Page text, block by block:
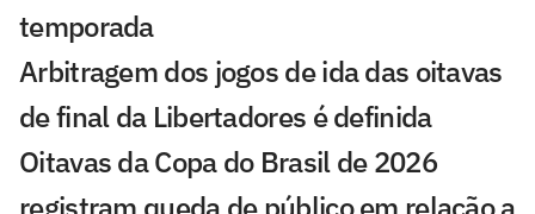
temporada
Arbitragem dos jogos de ida das oitavas
de final da Libertadores é definida
Oitavas da Copa do Brasil de 2026